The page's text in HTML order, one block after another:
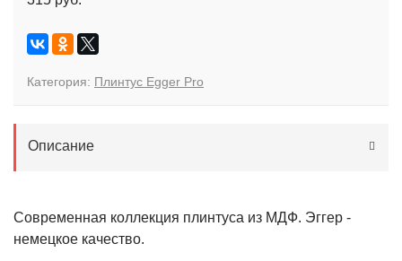
Категория: Плинтус Egger Pro
Описание
Современная коллекция плинтуса из МДФ. Эггер -
немецкое качество.